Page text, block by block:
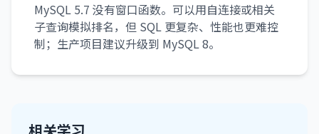
MySQL 5.7 没有窗口函数。可以用自连接或相关
子查询模拟排名，但 SQL 更复杂、性能也更难控
制；生产项目建议升级到 MySQL 8。